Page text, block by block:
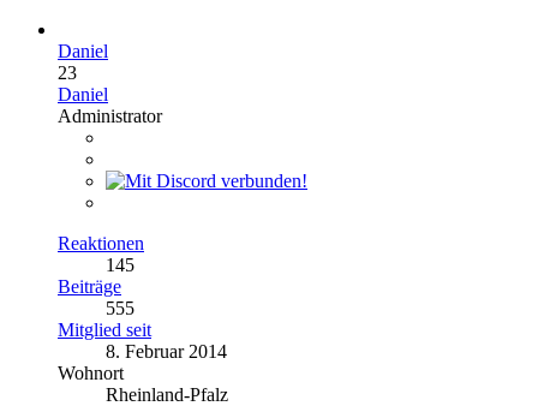
Daniel
23
Daniel
Administrator
Reaktionen
145
Beiträge
555
Mitglied seit
8. Februar 2014
Wohnort
Rheinland-Pfalz